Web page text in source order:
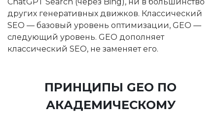
других генеративных движков. Классический
SEO — базовый уровень оптимизации, GEO —
следующий уровень. GEO дополняет
классический SEO, не заменяет его.
ПРИНЦИПЫ GEO ПО
АКАДЕМИЧЕСКОМУ